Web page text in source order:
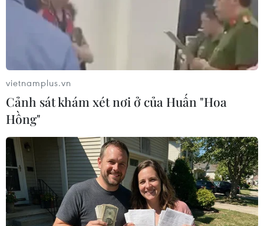
Tính từ 13/2 đến 24/2 số ca tử vong vì dịch viêm đường
hô hấp cấp COVID-19 do chủng mới của virus corona
(SARS-CoV-2) đã lên tới 50 người.
vietnamplus.vn
Cảnh sát khám xét nơi ở của Huấn "Hoa
Hồng"